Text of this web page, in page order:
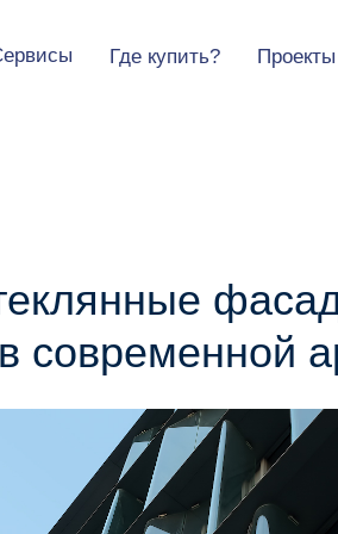
Где купить? Проекты
современной